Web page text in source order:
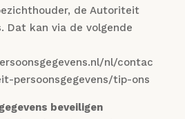
de Autoriteit
Dat kan via de volgende
nl/contac
persoonsgegevens/tip-ons
beveiligen